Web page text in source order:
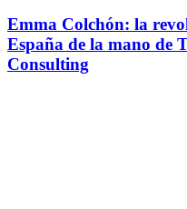
Emma Colchón: la
España de la mano de
Consulting